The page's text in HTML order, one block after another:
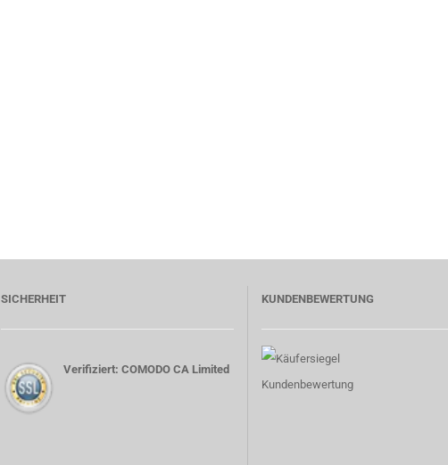
SICHERHEIT
Verifiziert: COMODO CA Limited
KUNDENBEWERTUNG